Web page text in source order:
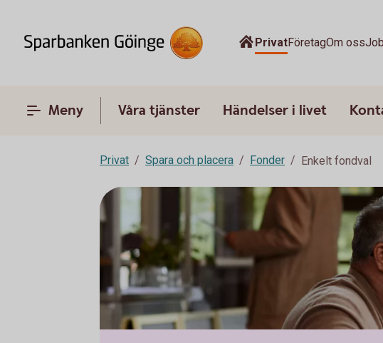
PrivatFöretagOm oss
Meny Våra tjänster Händelser i livet
Privat Spara och placera Fonder Enkelt fondval